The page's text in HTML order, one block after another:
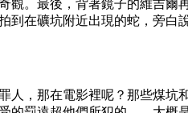
觀。最後，背著鏡子的維吉
到在礦坑附近出現的蛇，旁
人，那在電影裡呢？那些煤